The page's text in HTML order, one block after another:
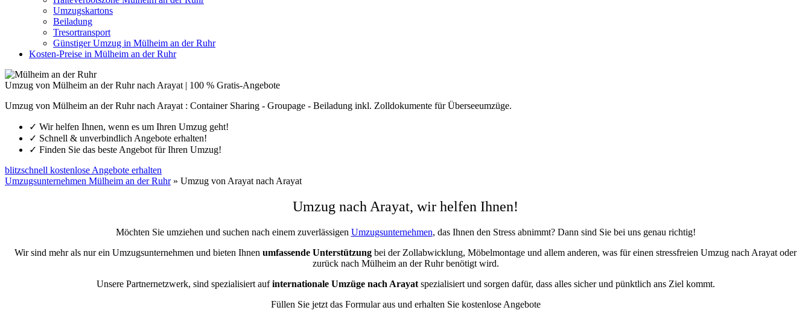
Umzugskartons
Beiladung
Tresortransport
Günstiger Umzug in Mülheim an der Ruhr
Kosten-Preise in Mülheim an der Ruhr
Umzug von Mülheim an der Ruhr nach Arayat | 100 % Gratis-Angebote
Umzug von Mülheim an der Ruhr nach Arayat : Container Sharing - Groupage - Beiladung inkl. Zolldokumente für Überseeumzüge.
✓ Wir helfen Ihnen, wenn es um Ihren Umzug geht!
✓ Schnell & unverbindlich Angebote erhalten!
✓ Finden Sie das beste Angebot für Ihren Umzug!
blitzschnell kostenlose Angebote erhalten
Umzugsunternehmen Mülheim an der Ruhr» Umzug von Arayat nach Arayat
Umzug nach Arayat, wir helfen Ihnen!
Möchten Sie umziehen und suchen nach einem zuverlässigen Umzugsunternehmen, das Ihnen den Stress abnimmt? Dann sind Sie bei uns genau richtig!
Wir sind mehr als nur ein Umzugsunternehmen und bieten Ihnen umfassende Unterstützung bei der Zollabwicklung, Möbelmontage und allem anderen, was für einen stressfreien Umzug nach Arayat oder
zurück nach Mülheim an der Ruhr benötigt wird.
Unsere Partnernetzwerk, sind spezialisiert aufinternationale Umzüge nach Arayatspezialisiert und sorgen dafür, dass alles sicher und pünktlich ans Ziel kommt.
Füllen Sie jetzt das Formular aus und erhalten Sie kostenlose Angebote